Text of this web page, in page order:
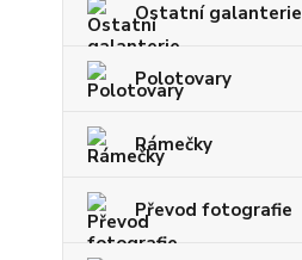
Ostatní galanterie
Polotovary
Rámečky
Převod fotografie